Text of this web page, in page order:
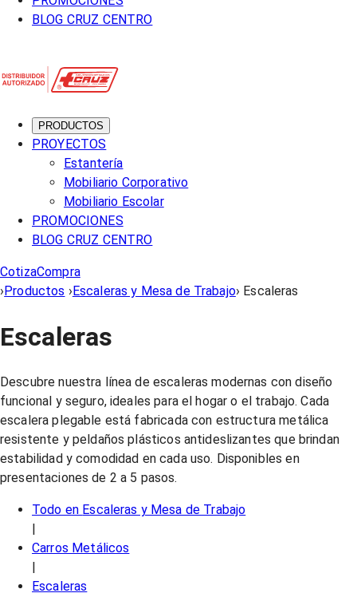
BLOG CRUZ CENTRO
PRODUCTOS
PROYECTOS
Estantería
Mobiliario Corporativo
Mobiliario Escolar
PROMOCIONES
BLOG CRUZ CENTRO
CotizaCompra
›Productos ›Escaleras y Mesa de Trabajo› Escaleras
Escaleras
Descubre nuestra línea de escaleras modernas con diseño
funcional y seguro, ideales para el hogar o el trabajo. Cada
escalera plegable está fabricada con estructura metálica
resistente y peldaños plásticos antideslizantes que brindan
estabilidad y comodidad en cada uso. Disponibles en
presentaciones de 2 a 5 pasos.
Todo en Escaleras y Mesa de Trabajo
Carros Metálicos
Escaleras